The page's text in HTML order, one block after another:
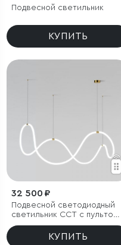
Подвесной светильник
КУПИТЬ
32 500 ₽
Подвесной светодиодный
светильник ССТ с пультом
управления
КУПИТЬ